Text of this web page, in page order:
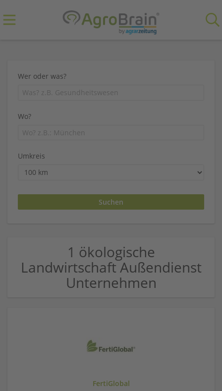
Wer oder was?
Wo?
Umkreis
1 ökologische
Landwirtschaft Außendienst
Unternehmen
FertiGlobal